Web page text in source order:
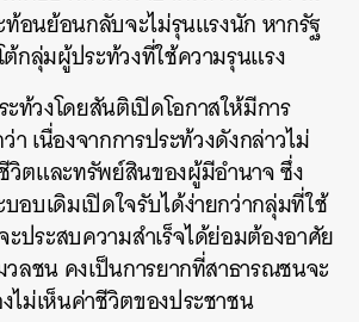
อนย้อนกลับจะไม่รุนแรงนัก หากรัฐ
กลุ่มผู้ประท้วงที่ใช้ความรุนแรง
ท้วงโดยสันติเปิดโอกาสให้มีการ
า เนื่องจากการประท้วงดังกล่าวไม่
วิตและทรัพย์สินของผู้มีอำนาจ ซึ่ง
อบเดิมเปิดใจรับได้ง่ายกว่ากลุ่มที่ใช้
ะประสบความสำเร็จได้ย่อมต้องอาศัย
ลชน คงเป็นการยากที่สาธารณชนจะ
ม่เห็นค่าชีวิตของประชาชน